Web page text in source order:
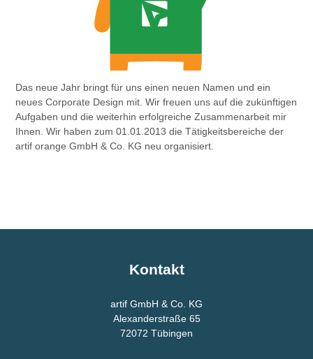
Das neue Jahr bringt für uns einen neuen Namen und ein
neues Corporate Design mit. Wir freuen uns auf die zukünftigen
Aufgaben und die weiterhin erfolgreiche Zusammenarbeit mir
Ihnen. Wir haben zum 01.01.2013 die Tätigkeitsbereiche der
artif orange GmbH & Co. KG neu organisiert.
Kontakt
artif GmbH & Co. KG
Alexanderstraße 65
72072 Tübingen